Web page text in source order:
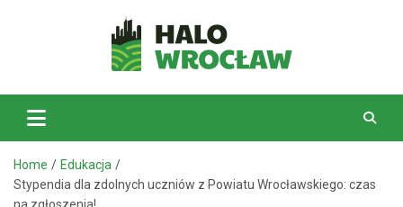
HaloWrocław.pl
Home
Edukacja
Stypendia dla zdolnych uczniów z Powiatu Wrocławskiego: czas